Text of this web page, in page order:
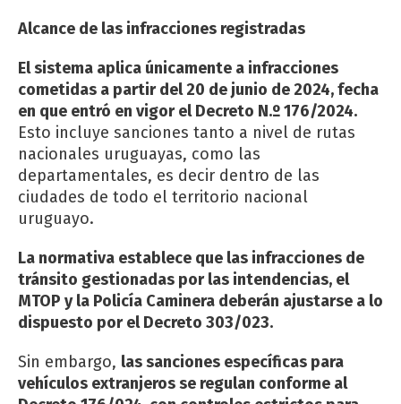
Alcance de las infracciones registradas
El sistema aplica únicamente a infracciones
cometidas a partir del 20 de junio de 2024, fecha
en que entró en vigor el Decreto N.º 176/2024.
Esto incluye sanciones tanto a nivel de rutas
nacionales uruguayas, como las
departamentales, es decir dentro de las
ciudades de todo el territorio nacional
uruguayo.
La normativa establece que las infracciones de
tránsito gestionadas por las intendencias, el
MTOP y la Policía Caminera deberán ajustarse a lo
dispuesto por el Decreto 303/023.
Sin embargo, las sanciones específicas para
vehículos extranjeros se regulan conforme al